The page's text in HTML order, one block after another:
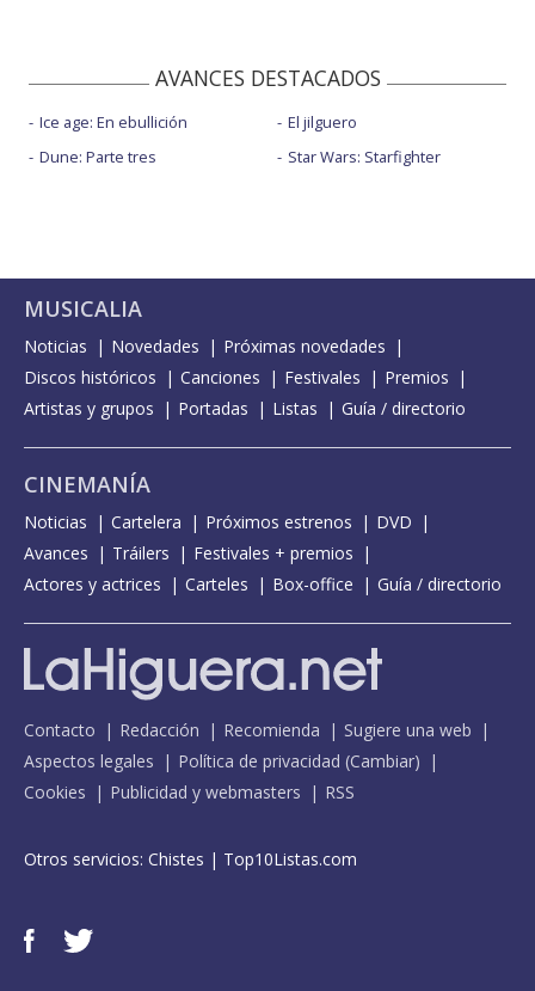
AVANCES DESTACADOS
Ice age: En ebullición
Dune: Parte tres
El jilguero
Star Wars: Starfighter
MUSICALIA
Noticias Novedades
Próximas novedades
Discos históricos
Canciones Festivales
Premios
Artistas y grupos
Portadas Listas Guía / directorio
CINEMANÍA
Noticias Cartelera Próximos estrenos
DVD
Avances
Tráilers
Festivales + premios
Actores y actrices
Carteles Box-office Guía / directorio
Contacto Redacción Recomienda
Sugiere una web
Aspectos legales
Política de privacidad (Cambiar)
Cookies
Publicidad y webmasters RSS
Otros servicios: Chistes | Top10Listas.com